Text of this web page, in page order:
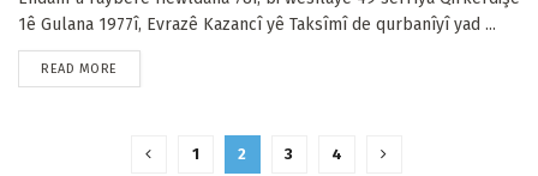
1ê Gulana 1977î, Evrazê Kazancî yê Taksîmî de qurbanîyî yad ...
READ MORE
1 2 3 4